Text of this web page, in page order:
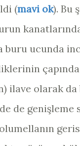
(mavi ok). Bu
buru ucunda
ilave olarak
de genişleme